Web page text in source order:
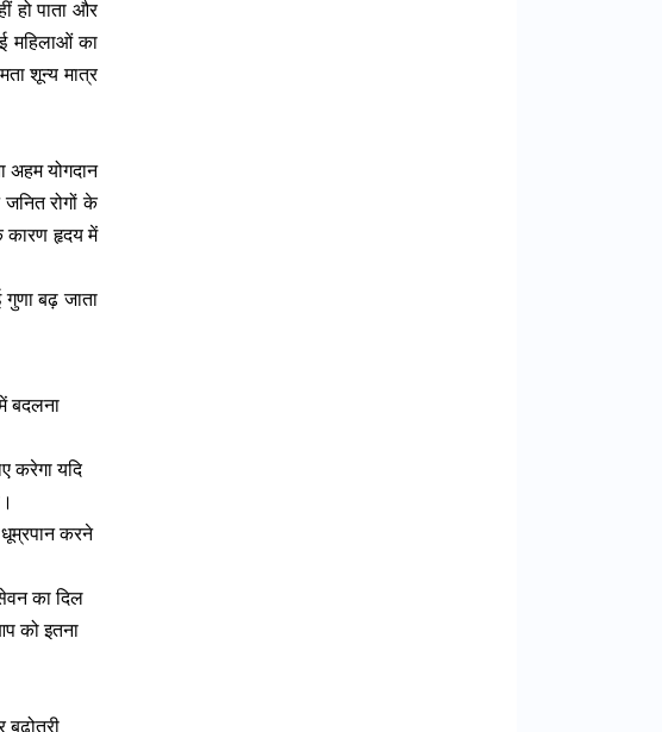
हो पाता और
महिलाओं का
शून्य मात्र
अहम योगदान
रोगों के
कारण हृदय में
बढ़ जाता
बदलना
करेगा यदि
करने
का दिल
को इतना